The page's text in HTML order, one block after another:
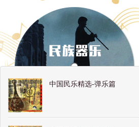
中国民乐精选-弹乐篇